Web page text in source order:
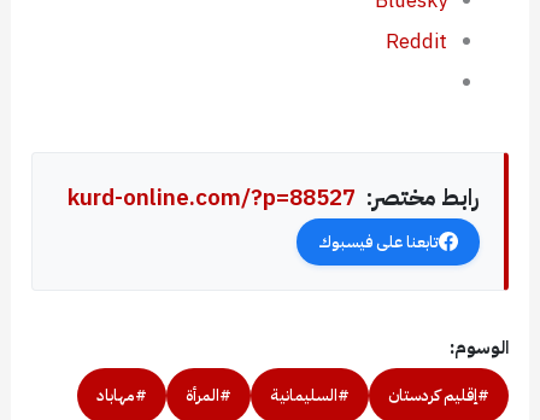
Reddit
رابط مختصر: kurd-online.com/?p=88527
تابعنا على فيسبوك
الوسوم:
#إقليم كردستان #السليمانية #المرأة #مهاباد